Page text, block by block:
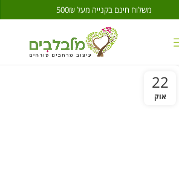
22
אוק
משלוח חינם בקנייה מעל 500₪